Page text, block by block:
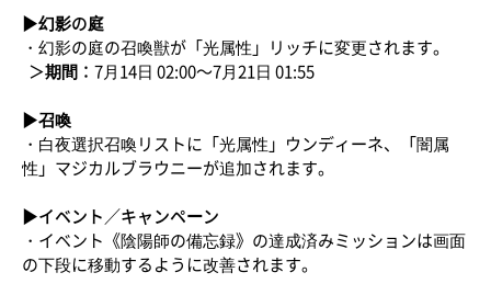
▶幻影の庭
・幻影の庭の召喚獣が「光属性」リッチに変更されます。
＞期間： 7月14日 02:00～7月21日 01:55
▶召喚
・白夜選択召喚リストに「光属性」ウンディーネ、「闇属
性」マジカルブラウニーが追加されます。
▶イベント／キャンペーン
・イベント《陰陽師の備忘録》の達成済みミッションは画面
の下段に移動するように改善されます。